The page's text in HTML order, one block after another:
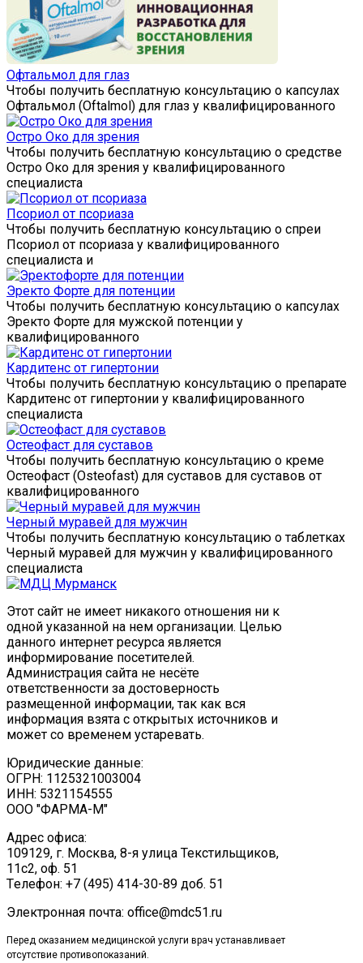
Офтальмол для глаз
Чтобы получить бесплатную консультацию о капсулах
Офтальмол (Oftalmol) для глаз у квалифицированного
Остро Око для зрения
Чтобы получить бесплатную консультацию о средстве
Остро Око для зрения у квалифицированного
специалиста
Псориол от псориаза
Чтобы получить бесплатную консультацию о спреи
Псориол от псориаза у квалифицированного
специалиста и
Эректо Форте для потенции
Чтобы получить бесплатную консультацию о капсулах
Эректо Форте для мужской потенции у
квалифицированного
Кардитенс от гипертонии
Чтобы получить бесплатную консультацию о препарате
Кардитенс от гипертонии у квалифицированного
специалиста
Остеофаст для суставов
Чтобы получить бесплатную консультацию о креме
Остеофаст (Osteofast) для суставов для суставов от
квалифицированного
Черный муравей для мужчин
Чтобы получить бесплатную консультацию о таблетках
Черный муравей для мужчин у квалифицированного
специалиста
Этот сайт не имеет никакого отношения ни к
одной указанной на нем организации. Целью
данного интернет ресурса является
информирование посетителей.
Администрация сайта не несёте
ответственности за достоверность
размещенной информации, так как вся
информация взята с открытых источников и
может со временем устаревать.
Юридические данные:
ОГРН: 1125321003004
ИНН: 5321154555
ООО "ФАРМА-М"
Адрес офиса:
109129, г. Москва, ​8-я улица Текстильщиков,
11с2, оф. 51
Tелефон: +7 (495) 414-30-89 доб. 51
Электронная почта: office@mdc51.ru
Перед оказанием медицинской услуги врач устанавливает
отсутствие противопоказаний.